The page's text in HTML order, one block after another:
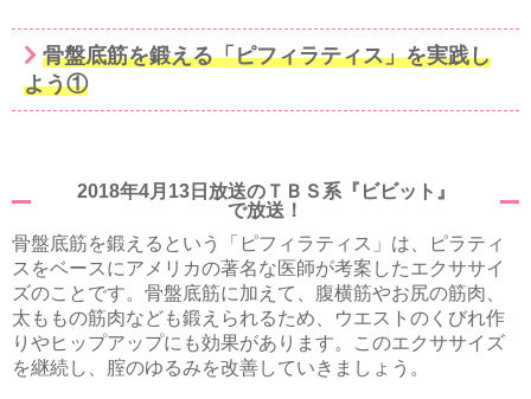
骨盤底筋を鍛える「ピフィラティス」を実践し
よう①
2018年4月13日放送のＴＢＳ系『ビビット』
で放送！
骨盤底筋を鍛えるという「ピフィラティス」は、ピラティ
スをベースにアメリカの著名な医師が考案したエクササイ
ズのことです。骨盤底筋に加えて、腹横筋やお尻の筋肉、
太ももの筋肉なども鍛えられるため、ウエストのくびれ作
りやヒップアップにも効果があります。このエクササイズ
を継続し、腟のゆるみを改善していきましょう。